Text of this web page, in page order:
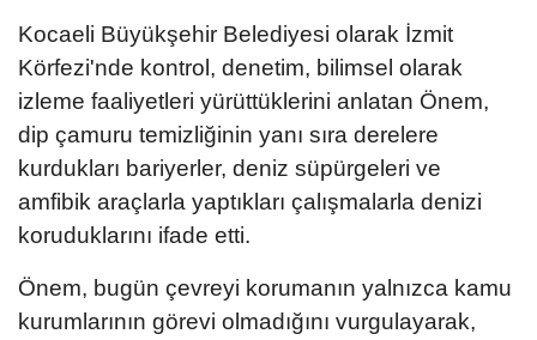
Kocaeli Büyükşehir Belediyesi olarak İzmit
Körfezi'nde kontrol, denetim, bilimsel olarak
izleme faaliyetleri yürüttüklerini anlatan Önem,
dip çamuru temizliğinin yanı sıra derelere
kurdukları bariyerler, deniz süpürgeleri ve
amfibik araçlarla yaptıkları çalışmalarla denizi
koruduklarını ifade etti.
Önem, bugün çevreyi korumanın yalnızca kamu
kurumlarının görevi olmadığını vurgulayarak,